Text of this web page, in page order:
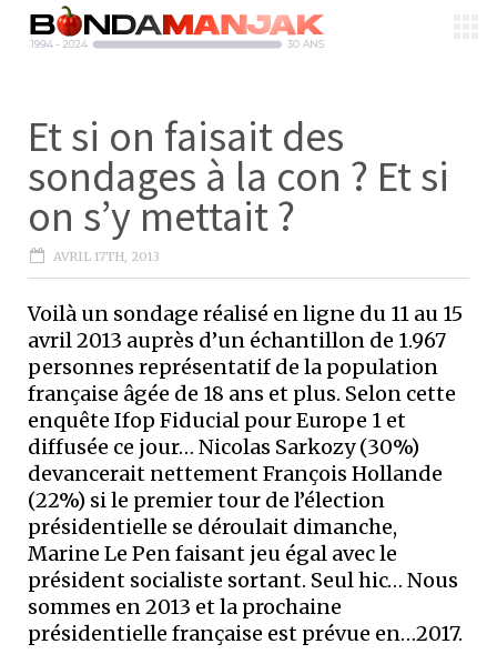
Et si on faisait des
sondages à la con ? Et si
on s’y mettait ?
AVRIL 17TH, 2013
Voilà un sondage réalisé en ligne du 11 au 15
avril 2013 auprès d’un échantillon de 1.967
personnes représentatif de la population
française âgée de 18 ans et plus. Selon cette
enquête Ifop Fiducial pour Europe 1 et
diffusée ce jour… Nicolas Sarkozy (30%)
devancerait nettement François Hollande
(22%) si le premier tour de l’élection
présidentielle se déroulait dimanche,
Marine Le Pen faisant jeu égal avec le
président socialiste sortant. Seul hic… Nous
sommes en 2013 et la prochaine
présidentielle française est prévue en…2017.